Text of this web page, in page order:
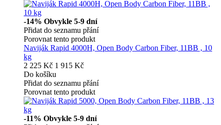
-14% Obvykle 5-9 dní
Přidat do seznamu přání
Porovnat tento produkt
Naviják Rapid 4000H, Open Body Carbon Fiber, 11BB , 10
kg
2 225 Kč 1 915 Kč
Do košíku
Přidat do seznamu přání
Porovnat tento produkt
-11% Obvykle 5-9 dní